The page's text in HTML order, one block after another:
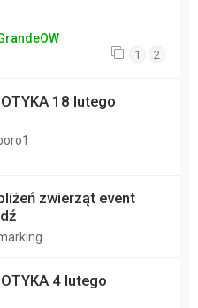
1 2
18 lutego
zwierząt event
4 lutego